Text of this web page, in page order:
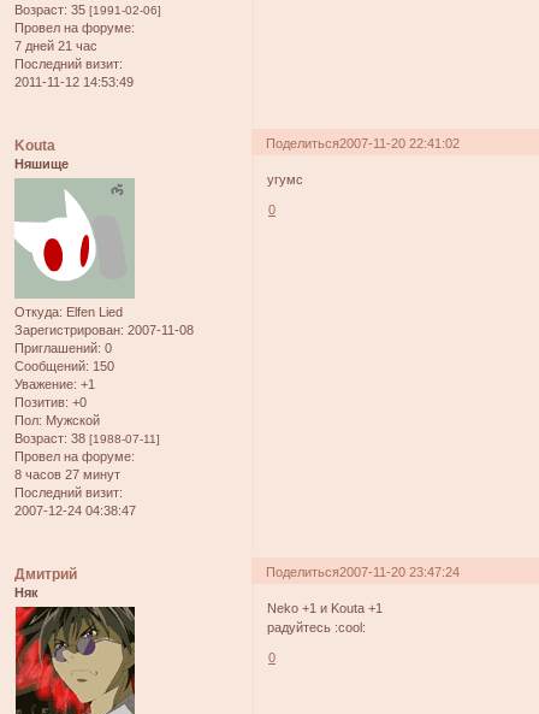
Возраст: 35 [1991-02-06]
Провел на форуме:
7 дней 21 час
Последний визит:
2011-11-12 14:53:49
Поделиться2007-11-20 22:41:02
Kouta
Няшище
Откуда: Elfen Lied
Зарегистрирован: 2007-11-08
Приглашений: 0
Сообщений: 150
Уважение: +1
Позитив: +0
Пол: Мужской
Возраст: 38 [1988-07-11]
Провел на форуме:
8 часов 27 минут
Последний визит:
2007-12-24 04:38:47
угумс
0
Поделиться2007-11-20 23:47:24
Дмитрий
Няк
Neko +1 и Kouta +1
радуйтесь :cool:
0